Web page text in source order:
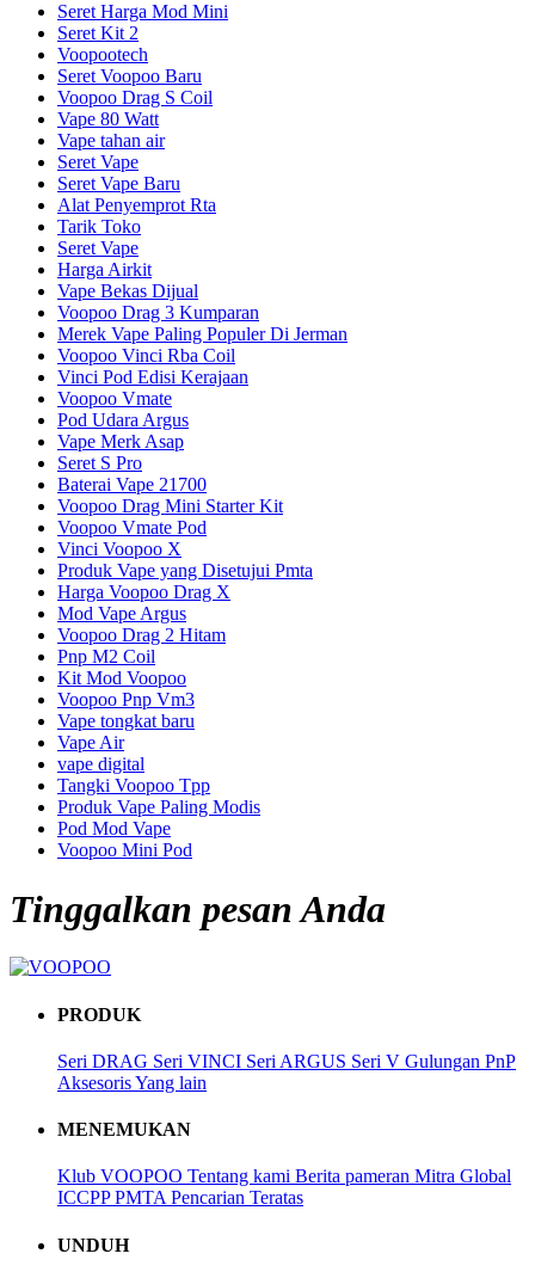
Seret Harga Mod Mini
Seret Kit 2
Voopootech
Seret Voopoo Baru
Voopoo Drag S Coil
Vape 80 Watt
Vape tahan air
Seret Vape
Seret Vape Baru
Alat Penyemprot Rta
Tarik Toko
Seret Vape
Harga Airkit
Vape Bekas Dijual
Voopoo Drag 3 Kumparan
Merek Vape Paling Populer Di Jerman
Voopoo Vinci Rba Coil
Vinci Pod Edisi Kerajaan
Voopoo Vmate
Pod Udara Argus
Vape Merk Asap
Seret S Pro
Baterai Vape 21700
Voopoo Drag Mini Starter Kit
Voopoo Vmate Pod
Vinci Voopoo X
Produk Vape yang Disetujui Pmta
Harga Voopoo Drag X
Mod Vape Argus
Voopoo Drag 2 Hitam
Pnp M2 Coil
Kit Mod Voopoo
Voopoo Pnp Vm3
Vape tongkat baru
Vape Air
vape digital
Tangki Voopoo Tpp
Produk Vape Paling Modis
Pod Mod Vape
Voopoo Mini Pod
Tinggalkan pesan Anda
PRODUK
Seri DRAG Seri VINCI Seri ARGUS Seri V Gulungan PnP
AksesorisYang lain
MENEMUKAN
Klub VOOPOO Tentang kami Berita pameran Mitra Global
ICCPPPMTA Pencarian Teratas
UNDUH